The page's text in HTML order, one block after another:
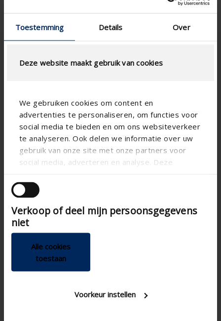
Toestemming Details Over
Deze website maakt gebruik van cookies
We gebruiken cookies om content en
advertenties te personaliseren, om functies voor
social media te bieden en om ons websiteverkeer
te analyseren. Ook delen we informatie over uw
gebruik van onze site met onze partners voor
social media, adverteren en analyse. Deze
andere informatie die u aan ze heeft verstrekt of
die ze hebben verzameld op basis van uw gebruik
van hun services.
Verkoop of deel mijn persoonsgegevens
niet
Alle cookies
toestaan
Voorkeur instellen